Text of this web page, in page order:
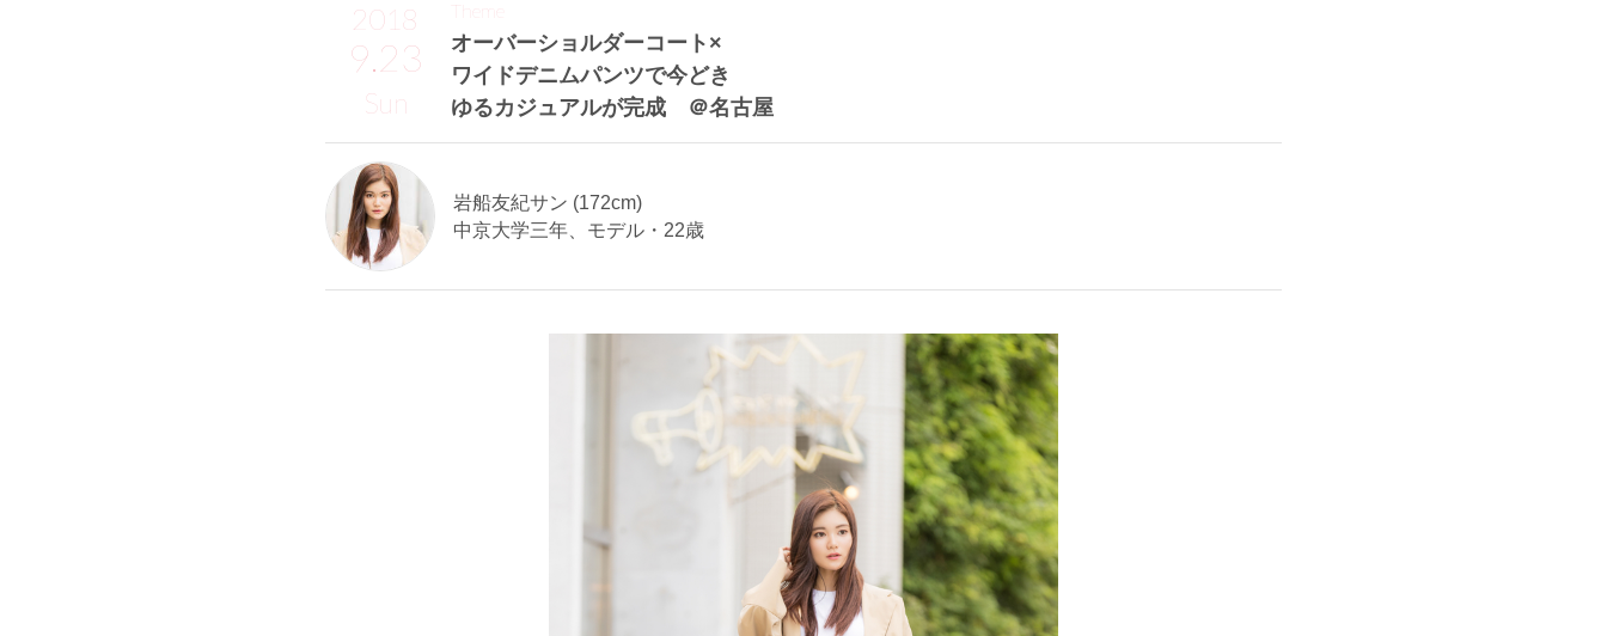
2018
9.23
Sun
オーバーショルダーコート×
ワイドデニムパンツで今どき
ゆるカジュアルが完成 ＠名古屋
Theme
岩船友紀サン (172cm)
中京大学三年、モデル・22歳